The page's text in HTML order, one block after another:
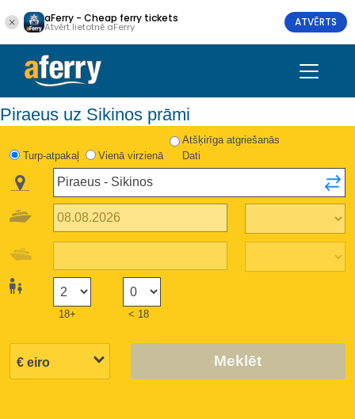
aFerry - Cheap ferry tickets
Atvērt lietotnē aFerry ATVĒRTS
Piraeus uz Sikinos prāmi
Turp-atpakaļ Vienā virzienā
Atšķirīga atgriešanās
Dati
18+ < 18
Meklēt